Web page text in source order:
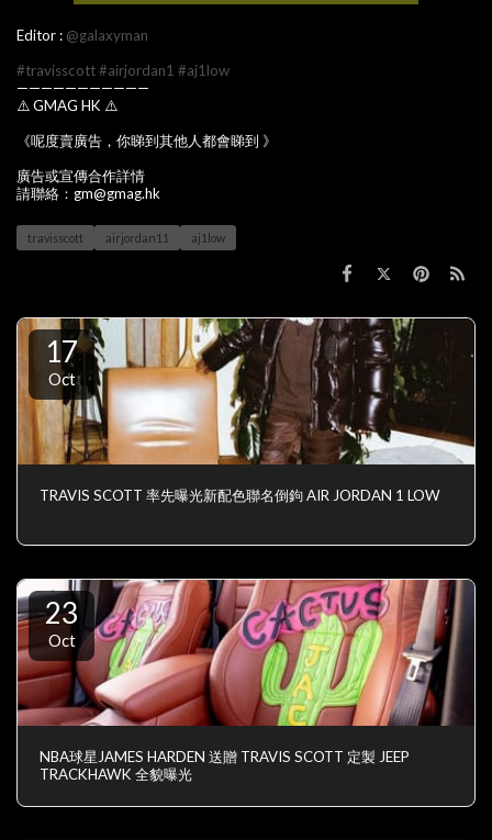
Editor : @galaxyman
#travisscott#airjordan1 #aj1low
———————————
⚠️ GMAG HK ⚠️
《呢度賣廣告，你睇到其他人都會睇到 》
廣告或宣傳合作詳情
請聯絡：gm@gmag.hk
travisscott airjordan11 aj1low
17
Oct
TRAVIS SCOTT 率先曝光新配色聯名倒鉤 AIR JORDAN 1 LOW
23
Oct
NBA球星JAMES HARDEN 送贈 TRAVIS SCOTT 定製 JEEP
TRACKHAWK 全貌曝光